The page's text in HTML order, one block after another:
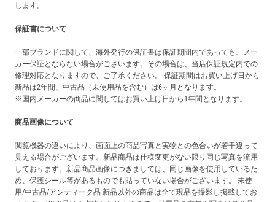
します。
保証書について
一部ブランドに関して、海外発行の保証書は保証期間内であっても、メー
カー保証とならない場合がございます。その場合は、当店保証規定内での
修理対応となりますので、ご了承ください。 保証期間はお買い上げ日から
新品は2年間、中古品（未使用品を含む）は6ヶ月となります。
※国内メーカーの商品に関してはお買い上げ日から1年間となります。
商品画像について
閲覧機器の違いにより、画面上の商品写真と実物との色合いが若干違って
見える場合がございます。新品商品は仕様変更がない限り同じ写真を流用
しております。新品商品画像につきましては、同じ画像を使用しているた
め、保護シール等があるものでも貼っていない場合がございます。 未使
用/中古品/アンティーク品 新品以外の商品は全て現品を撮影し掲載してお